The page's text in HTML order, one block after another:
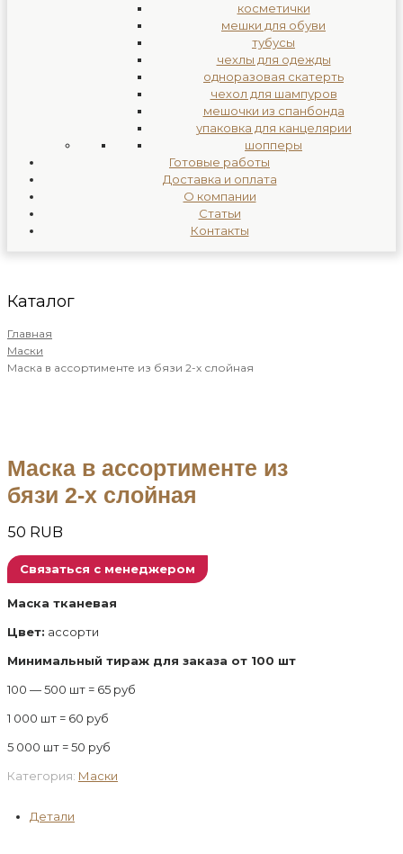
косметички
мешки для обуви
тубусы
чехлы для одежды
одноразовая скатерть
чехол для шампуров
мешочки из спанбонда
упаковка для канцелярии
шопперы
Готовые работы
Доставка и оплата
О компании
Статьи
Контакты
Каталог
Главная
Маски
Маска в ассортименте из бязи 2-х слойная
Маска в ассортименте из
бязи 2-х слойная
50 RUB
Связаться с менеджером
Маска тканевая
Цвет: ассорти
Минимальный тираж для заказа от 100 шт
100 — 500 шт = 65 руб
1 000 шт = 60 руб
5 000 шт = 50 руб
Категория: Маски
Детали